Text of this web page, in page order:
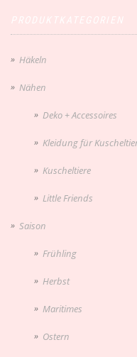
Häkeln
Nähen
Deko + Accessoires
Kleidung für
Kuscheltiere
Little Friends
Saison
Frühling
Herbst
Maritimes
Ostern